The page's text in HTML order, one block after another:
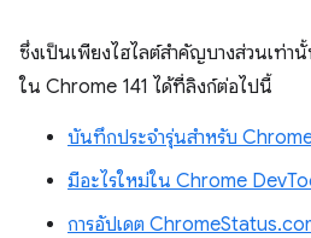
ซึ่งเป็นเพียงไฮไลต์สำคัญบางส่วนเท่า
ใน Chrome 141 ได้ที่ลิงก์ต่อไปนี้
บันทึกประจำรุ่นสำหรับ Chrome
มีอะไรใหม่ใน Chrome
การอัปเดต